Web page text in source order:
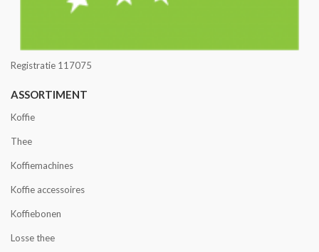
Registratie 117075
ASSORTIMENT
Koffie
Thee
Koffiemachines
Koffie accessoires
Koffiebonen
Losse thee